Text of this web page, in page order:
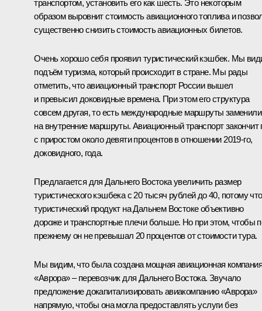
транспортом, установить его как шесть. Это некоторым
образом выровнит стоимость авиационного топлива и
существенно снизить стоимость авиационных билетов.
Очень хорошо себя проявил туристический кэшбек. Мы
подъём туризма, который происходит в стране. Мы рады
отметить, что авиационный транспорт России вышел
и превысил доковидные времена. При этом его структура
совсем другая, то есть международные маршруты
на внутренние маршруты. Авиационный транспорт закончит
с приростом около девяти процентов в отношении 2019-го,
доковидного, года.
Предлагается для Дальнего Востока увеличить размер
туристического кэшбека с 20 тысяч рублей до 40, потому что
туристический продукт на Дальнем Востоке объективно
дороже и транспортные плечи больше. Но при этом, чтобы
прежнему он не превышал 20 процентов от стоимости тура.
Мы видим, что была создана мощная авиационная компания
«Аврора» – перевозчик для Дальнего Востока. Звучало
предложение докапитализировать авиакомпанию «Аврора»
напрямую, чтобы она могла предоставлять услуги без